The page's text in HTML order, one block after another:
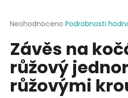
Průměrné
produktu
je
5
hvězdiček.
Neohodnoceno Podrobnosti
Závěs na
růžový
růžovými
j
t
?